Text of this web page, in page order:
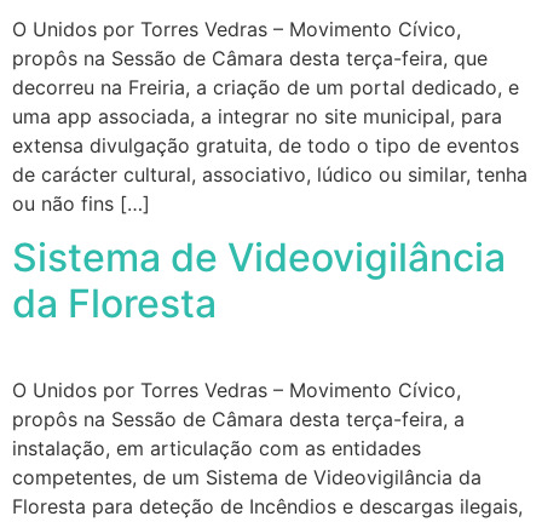
O Unidos por Torres Vedras – Movimento Cívico,
propôs na Sessão de Câmara desta terça-feira, que
decorreu na Freiria, a criação de um portal dedicado, e
uma app associada, a integrar no site municipal, para
extensa divulgação gratuita, de todo o tipo de eventos
de carácter cultural, associativo, lúdico ou similar, tenha
ou não fins […]
Sistema de Videovigilância
da Floresta
O Unidos por Torres Vedras – Movimento Cívico,
propôs na Sessão de Câmara desta terça-feira, a
instalação, em articulação com as entidades
competentes, de um Sistema de Videovigilância da
Floresta para deteção de Incêndios e descargas ilegais,